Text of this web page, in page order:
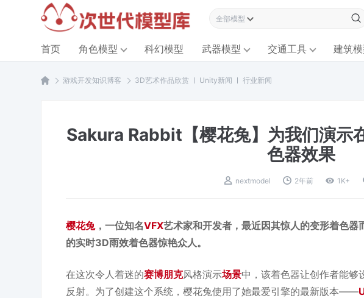
全部模型资源
首页 角色模型 科幻模型 武器模型 交通工具 建筑
游戏开发知识博客 3D艺术作品欣赏 Unity新闻 行业新闻
Sakura Rabbit【樱花兔】为我们演示
色器效果
nextmodel 2年前 1K+
樱花兔，一位知名VFX艺术家和开发者，最近因其惊人的变形着色
的实时3D雨效着色器惊艳众人。
在这次令人着迷的赛博朋克风格演示场景中，该着色器让创作者能够
反射。为了创建这个系统，樱花兔使用了她最爱引擎的最新版本——